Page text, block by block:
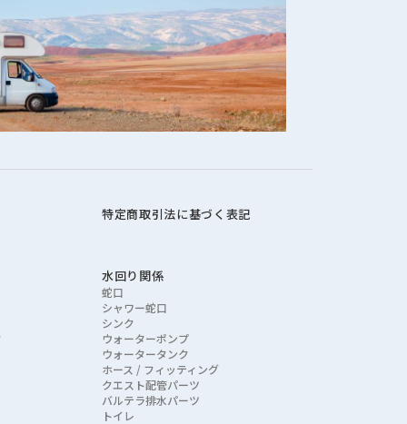
特定商取引法に基づく表記
水回り関係
蛇口
シャワー蛇口
シンク
ウォーターポンプ
ウォータータンク
ホース / フィッティング
クエスト配管パーツ
バルテラ排水パーツ
トイレ